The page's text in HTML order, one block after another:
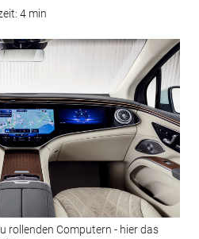
4 min
rollenden Computern - hier das